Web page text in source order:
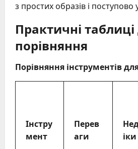
з простих образів і поступово
Практичні
порівняння
Порівняння інструментів
Інстру
мент
Перев
аги
іки